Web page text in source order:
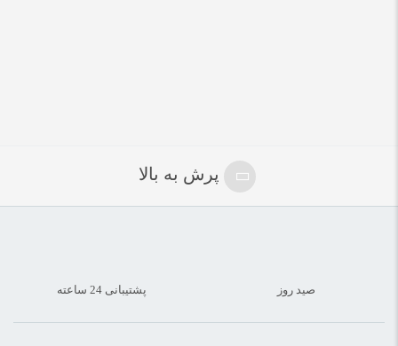
پرش به بالا
صید روز پشتیبانی 24 ساعته